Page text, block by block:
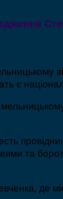
є
та
де